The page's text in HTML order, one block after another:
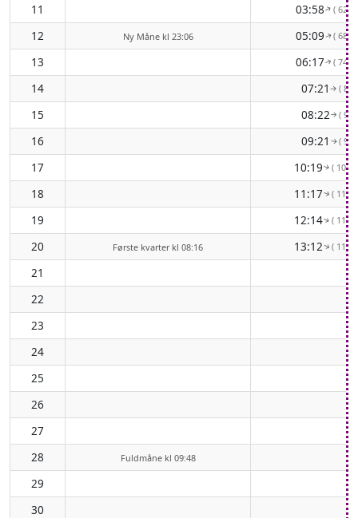
11 03:58↑( 62°
12 Ny Måne kl 23:06 05:09↑( 68°
13 06:17↑( 74°
14 07:21 ↑(
15 08:22↑ (
16 09:21 ↑(
17 10:19↑( 104°
18 11:17↑( 110°
19 12:14↑( 115°
20 Første kvarter kl 08:16 13:12↑( 119°
21
22
23
24
25
26
27
28
Fuldmåne kl 09:48
29
30